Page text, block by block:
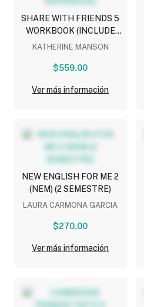
SHARE WITH FRIENDS 5
WORKBOOK (INCLUDE
DIGITAL WORKBOOK)
KATHERINE MANSON
$559.00
Ver más información
NEW ENGLISH FOR ME 2
(NEM) (2 SEMESTRE)
LAURA CARMONA GARCIA
$270.00
Ver más información